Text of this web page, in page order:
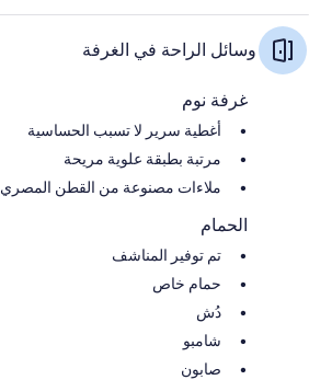
وسائل الراحة في الغرفة
غرفة نوم
أغطية سرير لا تسبب الحساسية
مرتبة بطبقة علوية مريحة
ملاءات مصنوعة من القطن المصري
الحمام
تم توفير المناشف
حمام خاص
دُش
شامبو
صابون